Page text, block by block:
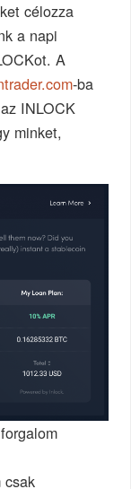
célozza
a napi
A
-ba
INLOCK
minket,
csak